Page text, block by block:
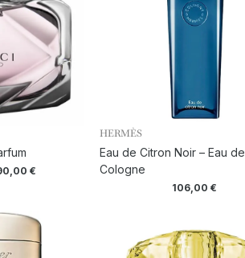
€
HERMÈS
Eau de Citron Noir – Eau de
Cologne
106,00€